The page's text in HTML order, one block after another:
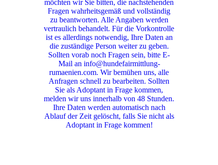
möchten wir Sie bitten, die nachstehenden
Fragen wahrheitsgemäß und vollständig
zu beantworten. Alle Angaben werden
vertraulich behandelt. Für die Vorkontrolle
ist es allerdings notwendig, Ihre Daten an
die zuständige Person weiter zu geben.
Sollten vorab noch Fragen sein, bitte E-
Mail an info@hundefairmittlung-
rumaenien.com. Wir bemühen uns, alle
Anfragen schnell zu bearbeiten. Sollten
Sie als Adoptant in Frage kommen,
melden wir uns innerhalb von 48 Stunden.
Ihre Daten werden automatisch nach
Ablauf der Zeit gelöscht, falls Sie nicht als
Adoptant in Frage kommen!